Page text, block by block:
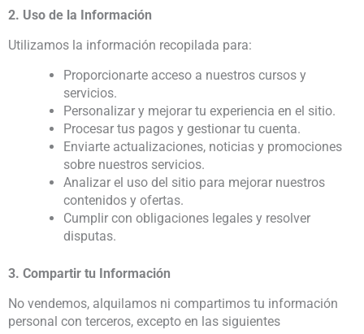
2. Uso de la Información
Utilizamos la información recopilada para:
Proporcionarte acceso a nuestros cursos y
servicios.
Personalizar y mejorar tu experiencia en el sitio.
Procesar tus pagos y gestionar tu cuenta.
Enviarte actualizaciones, noticias y promociones
sobre nuestros servicios.
Analizar el uso del sitio para mejorar nuestros
contenidos y ofertas.
Cumplir con obligaciones legales y resolver
disputas.
3. Compartir tu Información
No vendemos, alquilamos ni compartimos tu información
personal con terceros, excepto en las siguientes